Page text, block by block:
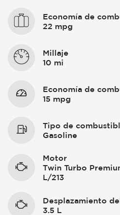
Economía de
22 mpg
Millaje
10 mi
Economía de
15 mpg
Tipo de
Gasoline
Motor
Twin Turbo
L/213
Desplazamiento
3.5 L